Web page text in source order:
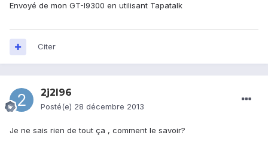
Envoyé de mon GT-I9300 en utilisant Tapatalk
Citer
2j2l96
Posté(e) 28 décembre 2013
Je ne sais rien de tout ça , comment le savoir?